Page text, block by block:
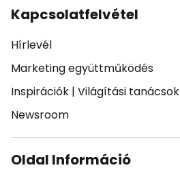
Kapcsolatfelvétel
Hírlevél
Marketing együttműködés
Inspirációk | Világítási tanácsok
Newsroom
Oldal Információ